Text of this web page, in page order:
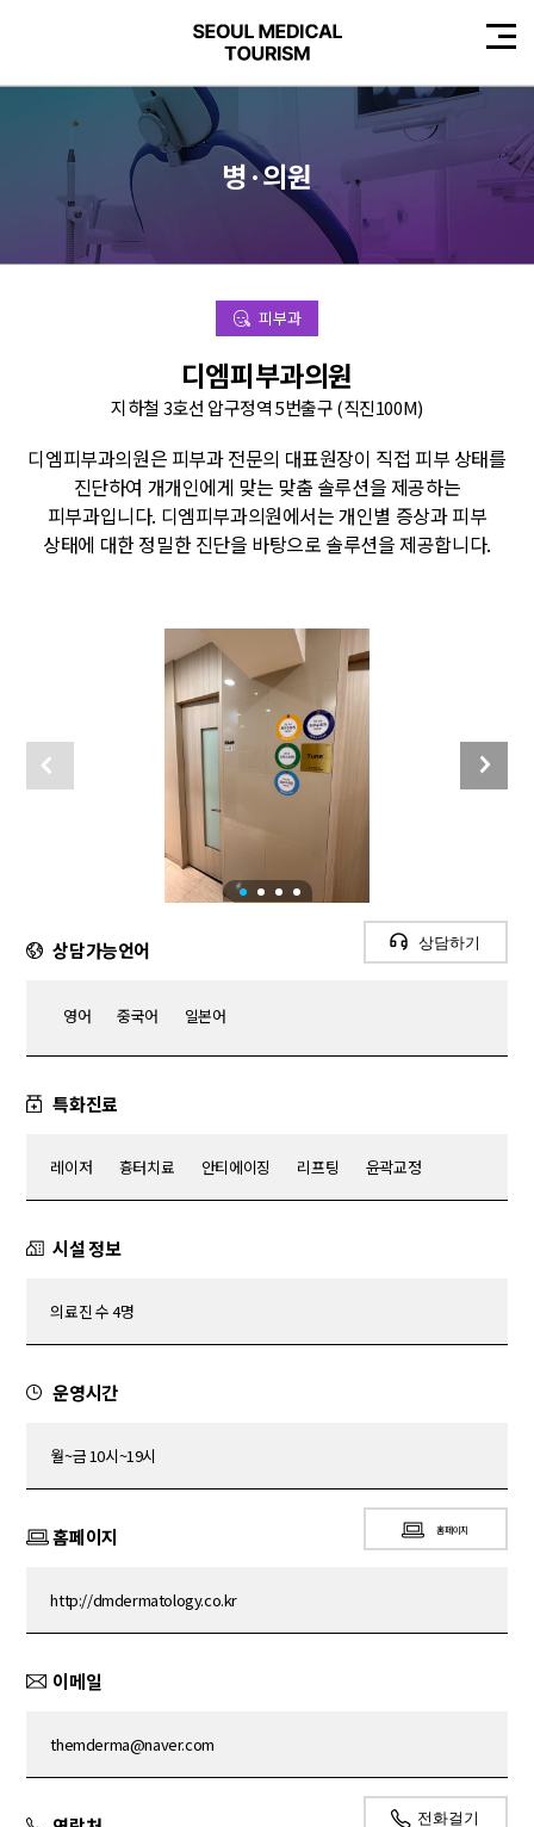
병·의원
피부과
디엠피부과의원
지하철 3호선 압구정역 5번출구 (직진100M)
디엠피부과의원은 피부과 전문의 대표원장이 직접 피부 상태를
진단하여 개개인에게 맞는 맞춤 솔루션을 제공하는
피부과입니다. 디엠피부과의원에서는 개인별 증상과 피부
상태에 대한 정밀한 진단을 바탕으로 솔루션을 제공합니다.
상담가능언어
영어 중국어 일본어
상담하기
특화진료
레이저 흉터치료 안티에이징 리프팅 윤곽교정
시설 정보
의료진 수 4명
운영시간
월~금 10시~19시
홈페이지
http://dmdermatology.co.kr
홈페이지
이메일
themderma@naver.com
전화걸기